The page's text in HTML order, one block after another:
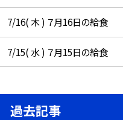
7/16( 木 ) ７月16日の給食
7/15( 水 ) ７月15日の給食
過去記事